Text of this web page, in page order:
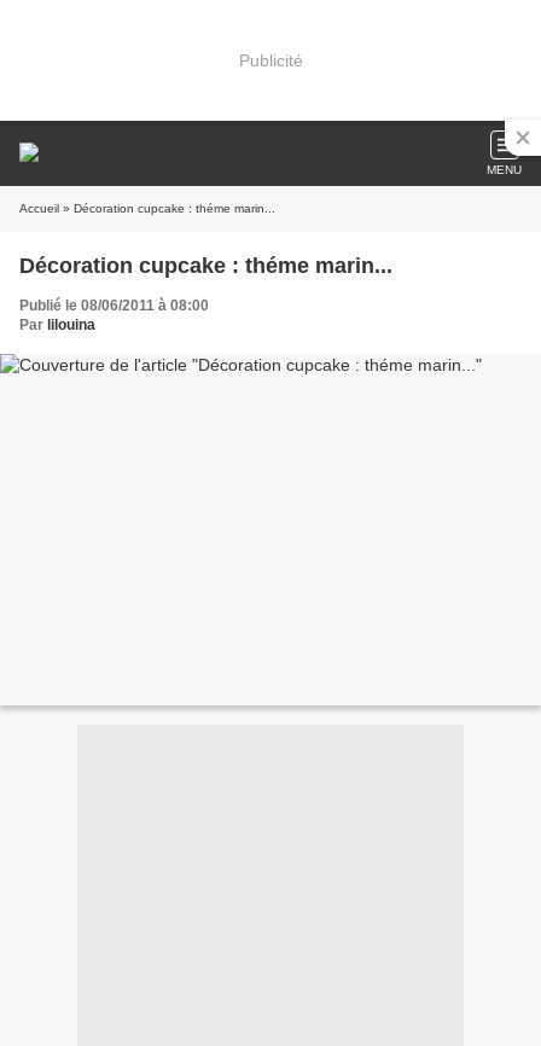
Publicité
MENU
Accueil » Décoration cupcake : théme marin...
Décoration cupcake : théme marin...
Publié le 08/06/2011 à 08:00
Par lilouina